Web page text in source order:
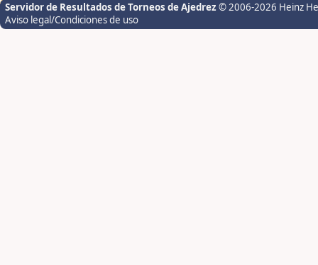
Servidor de Resultados de Torneos de Ajedrez © 2006-2026 Heinz
Aviso legal/Condiciones de uso